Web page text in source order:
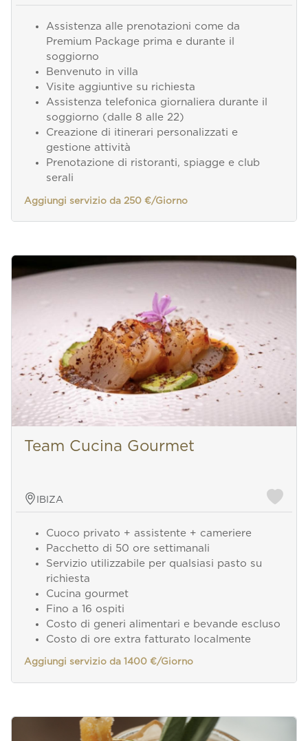
Assistenza alle prenotazioni come da
Premium Package prima e durante il
soggiorno
Benvenuto in villa
Visite aggiuntive su richiesta
Assistenza telefonica giornaliera durante il
soggiorno (dalle 8 alle 22)
Creazione di itinerari personalizzati e
gestione attività
Prenotazione di ristoranti, spiagge e club
serali
Aggiungi servizio da 250 €/Giorno
Team Cucina Gourmet
IBIZA
Cuoco privato + assistente + cameriere
Pacchetto di 50 ore settimanali
Servizio utilizzabile per qualsiasi pasto su
richiesta
Cucina gourmet
Fino a 16 ospiti
Costo di generi alimentari e bevande escluso
Costo di ore extra fatturato localmente
Aggiungi servizio da 1400 €/Giorno